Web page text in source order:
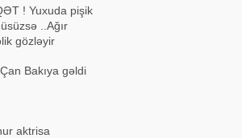
! Yuxuda pişik
..Ağır
gözləyir
Bakıya gəldi
aktrisa